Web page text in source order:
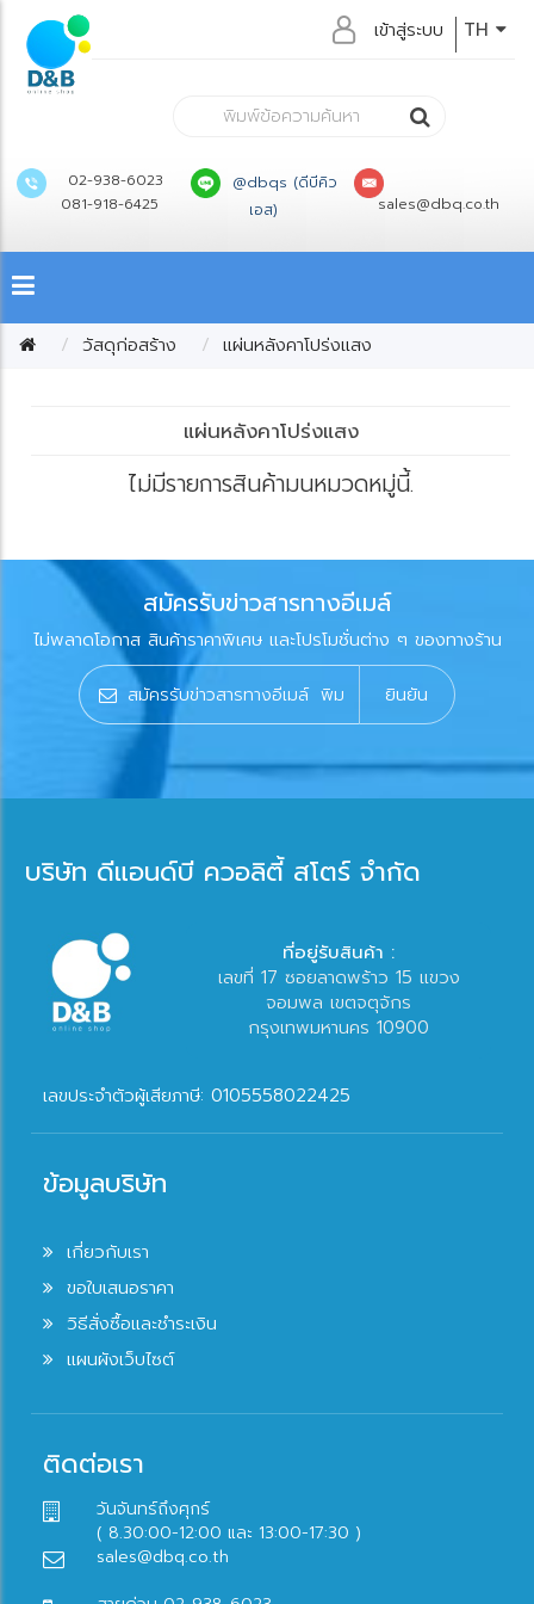
TH
เข้าสู่ระบบ
02-938-6023
081-918-6425
@dbqs (ดีบีคิว
เอส)
sales@dbq.co.th
วัสดุก่อสร้าง แผ่นหลังคาโปร่งแสง
แผ่นหลังคาโปร่งแสง
ไม่มีรายการสินค้ามนหมวดหมู่นี้.
สมัครรับข่าวสารทางอีเมล์
ไม่พลาดโอกาส สินค้าราคาพิเศษ และโปรโมชั่นต่าง ๆ ของทางร้าน
ยินยัน
บริษัท ดีแอนด์บี ควอลิตี้ สโตร์ จำกัด
ที่อยู่รับสินค้า :
เลขที่ 17 ซอยลาดพร้าว 15 แขวง
จอมพล เขตจตุจักร
กรุงเทพมหานคร 10900
เลขประจำตัวผู้เสียภาษี: 0105558022425
ข้อมูลบริษัท
เกี่ยวกับเรา
ขอใบเสนอราคา
วิธีสั่งซื้อและชำระเงิน
แผนผังเว็บไซต์
ติดต่อเรา
วันจันทร์ถึงศุกร์
( 8.30:00-12:00 และ 13:00-17:30 )
sales@dbq.co.th